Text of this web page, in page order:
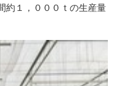
約１，０００ｔの生産量